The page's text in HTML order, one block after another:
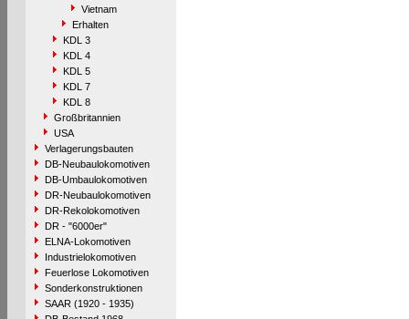
Vietnam
Erhalten
KDL 3
KDL 4
KDL 5
KDL 7
KDL 8
Großbritannien
USA
Verlagerungsbauten
DB-Neubaulokomotiven
DB-Umbaulokomotiven
DR-Neubaulokomotiven
DR-Rekolokomotiven
DR - "6000er"
ELNA-Lokomotiven
Industrielokomotiven
Feuerlose Lokomotiven
Sonderkonstruktionen
SAAR (1920 - 1935)